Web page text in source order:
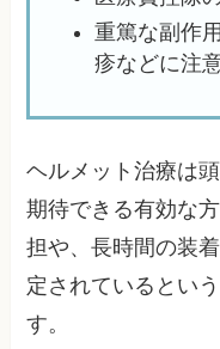
重篤な副作
疹などに注
ヘルメット治療は
期待できる有効な
担や、長時間の装
定されているとい
す。